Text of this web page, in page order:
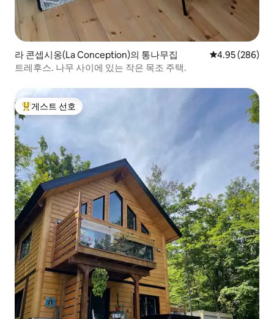
라 콘셉시옹(La Conception)의 통나무집 평점 4.95점(5
4.95 (286)
트레후스. 나무 사이에 있는 작은 목조 주택.
상위 게스트 선호
게스트 선호